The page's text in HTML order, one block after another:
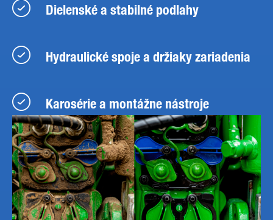
Dielenské a stabilné podlahy
Hydraulické spoje a držiaky zariadenia
Karosérie a montážne nástroje